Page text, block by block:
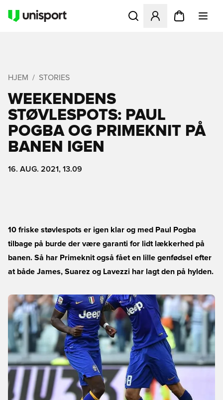
Åbner en Modal til at
HJEM STORIES
WEEKENDENS
STØVLESPOTS: PAUL
POGBA OG PRIMEKNIT PÅ
BANEN IGEN
16. AUG. 2021, 13.09
10 friske støvlespots er igen klar og med Paul Pogba
tilbage på burde der være garanti for lidt lækkerhed på
banen. Så har Primeknit også fået en lille genfødsel efter
at både James, Suarez og Lavezzi har lagt den på hylden.